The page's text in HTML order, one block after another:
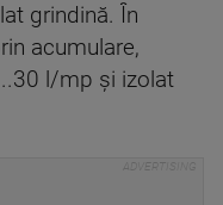
grindină. În
acumulare,
l/mp și izolat